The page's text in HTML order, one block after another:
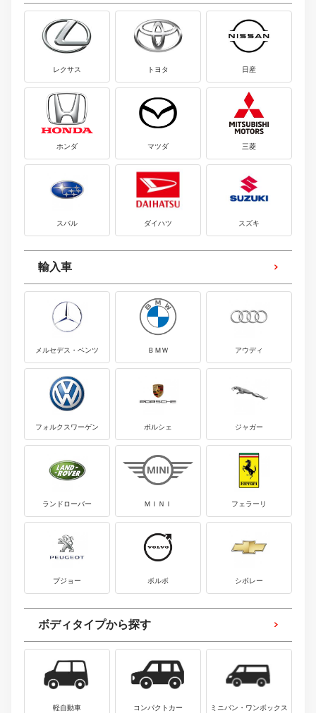
レクサス トヨタ 日産
ホンダ マツダ 三菱
スバル ダイハツ スズキ
輸入車
メルセデス・ベンツ ＢＭＷ アウディ
フォルクスワーゲン ポルシェ ジャガー
ランドローバー ＭＩＮＩ フェラーリ
プジョー ボルボ シボレー
ボディタイプから探す
軽自動車 コンパクトカー ミニバン・ワンボックス